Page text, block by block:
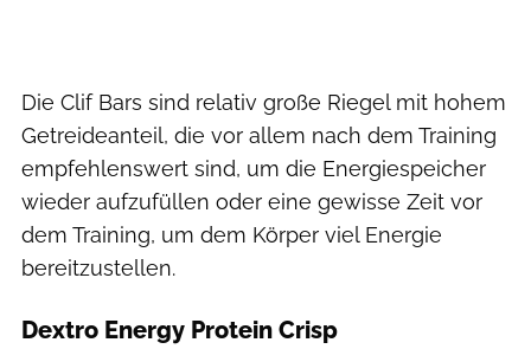
Die Clif Bars sind relativ große Riegel mit hohem
Getreideanteil, die vor allem nach dem Training
empfehlenswert sind, um die Energiespeicher
wieder aufzufüllen oder eine gewisse Zeit vor
dem Training, um dem Körper viel Energie
bereitzustellen.
Dextro Energy Protein Crisp